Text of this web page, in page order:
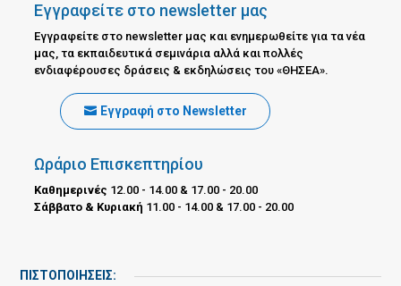
Εγγραφείτε στο newsletter μας
Εγγραφείτε στο newsletter μας και ενημερωθείτε για τα νέα
μας, τα εκπαιδευτικά σεμινάρια αλλά και πολλές
ενδιαφέρουσες δράσεις & εκδηλώσεις του «ΘΗΣΕΑ».
Εγγραφή στο Newsletter
Ωράριο Επισκεπτηρίου
Καθημερινές 12.00 - 14.00 & 17.00 - 20.00
Σάββατο & Κυριακή 11.00 - 14.00 & 17.00 - 20.00
ΠΙΣΤΟΠΟΙΗΣΕΙΣ: